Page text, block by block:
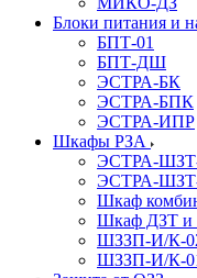
Блоĸи питания и
БПТ-01
БПТ-ДШ
ЭСТРА-БК
ЭСТРА-БПК
ЭСТРА-ИПР
Шкафы РЗА
ЭСТРА-ШЗТ-
ЭСТРА-
Шкаф
Шкаф ДЗТ
ШЗЗП-И/К-
ШЗЗП-И/К-